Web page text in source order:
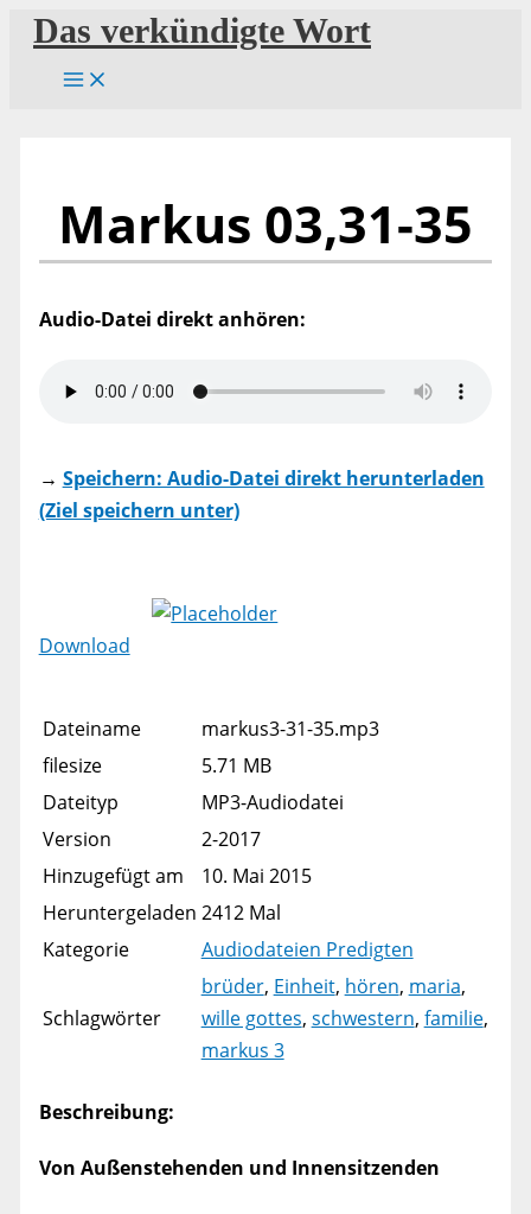
Zum
Inhalt
springen
Das verkündigte Wort
Markus 03,31-35
Audio-Datei direkt anhören:
→ Speichern: Audio-Datei direkt herunterladen
(Ziel speichern unter)
Download
Dateiname
markus3-31-35.mp3
filesize
5.71 MB
Dateityp
MP3-Audiodatei
Version
2-2017
Hinzugefügt am
10. Mai 2015
Heruntergeladen 2412 Mal
Kategorie
Audiodateien Predigten
Schlagwörter
brüder, Einheit, hören, maria,
wille gottes, schwestern, familie,
markus 3
Beschreibung:
Von Außenstehenden und Innensitzenden